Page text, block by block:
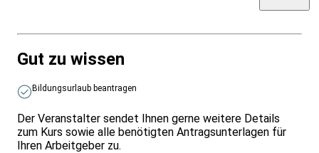
Gut zu wissen
Bildungsurlaub beantragen
Der Veranstalter sendet Ihnen gerne weitere Details
zum Kurs sowie alle benötigten Antragsunterlagen für
Ihren Arbeitgeber zu.